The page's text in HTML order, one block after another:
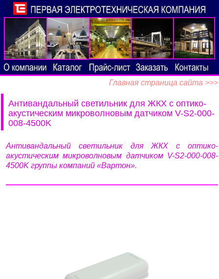
Главная страница сайта >>>
Антивандальный светильник для ЖКХ c оптико-
акустическим микроволновым датчиком V-S2-000-
008-4500K
Антивандальный светильник для ЖКХ c оптико-
акустическим микроволновым датчиком V-S2-000-008-
4500K группы компаний «Вартон».